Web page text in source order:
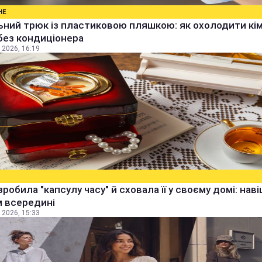
трюк із пластиковою пляшкою: як охолодити
кондиціонера
2026, 16:19
"капсулу часу" й сховала її у своєму домі:
2026, 15:33